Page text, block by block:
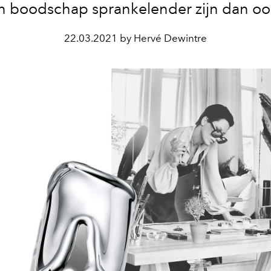
boodschap sprankelender zijn dan
22.03.2021 by Hervé Dewintre